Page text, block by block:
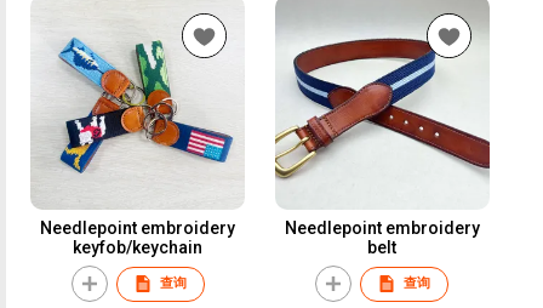
Needlepoint embroidery
keyfob/keychain
查询
Needlepoint embroidery
belt
查询